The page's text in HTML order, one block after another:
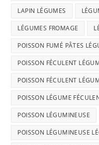
LAPIN LÉGUMES
LÉGUMES FROMAGE
POISSON FUMÉ PÂTES
POISSON FÉCULENT
POISSON FÉCULENT
POISSON LÉGUME
POISSON LÉGUMINEUSE
POISSON LÉGUMINEUSE